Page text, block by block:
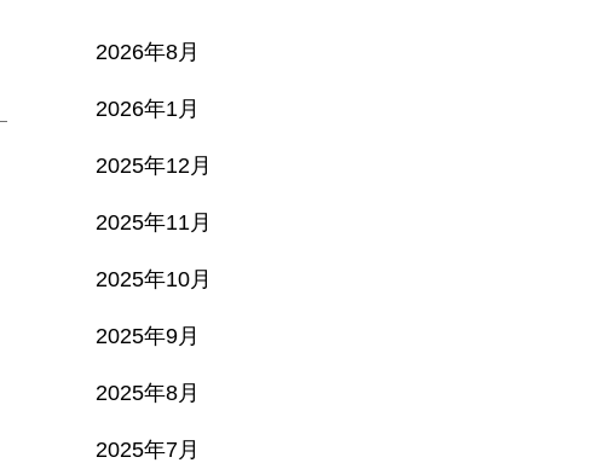
2026年8月
2026年1月
2025年12月
2025年11月
2025年10月
2025年9月
2025年8月
2025年7月